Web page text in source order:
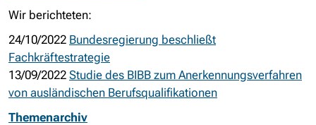
Wir berichteten:
24/10/2022 Bundesregierung beschließt
Fachkräftestrategie
13/09/2022 Studie des BIBB zum Anerkennungsverfahren
von ausländischen Berufsqualifikationen
Themenarchiv